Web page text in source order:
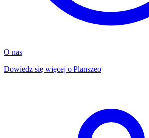
O nas
Dowiedz się więcej o Planszeo